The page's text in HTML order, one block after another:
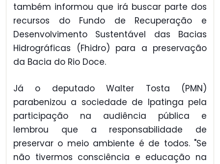
também informou que irá buscar parte dos
recursos do Fundo de Recuperação e
Desenvolvimento Sustentável das Bacias
Hidrográficas (Fhidro) para a preservação
da Bacia do Rio Doce.
Já o deputado Walter Tosta (PMN)
parabenizou a sociedade de Ipatinga pela
participação na audiência pública e
lembrou que a responsabilidade de
preservar o meio ambiente é de todos. "Se
não tivermos consciência e educação na